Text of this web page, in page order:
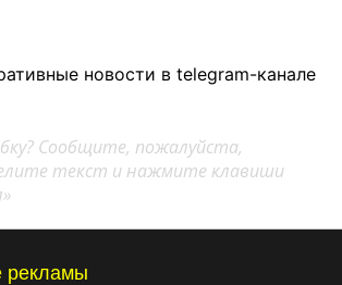
новости в telegram-канале
Сообщите, пожалуйста,
текст и нажмите клавиши
рекламы